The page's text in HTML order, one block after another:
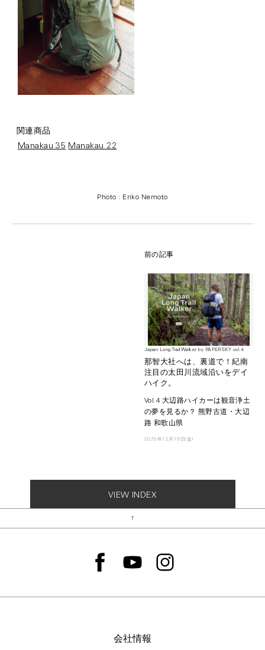
関連商品
Manakau 35 Manakau 22
Photo : Eriko Nemoto
前の記事
Japan Long Trail Walker by PAPERSKY vol.4
那智大社へは、裏道で！紀南
注目の太田川流域沿いをデイ
ハイク。
Vol.4 大辺路ハイカーは観音浄土
の夢を見るか？ 熊野古道・大辺
路 和歌山県
2025年12月19日(金)
VIEW INDEX
↑
会社情報